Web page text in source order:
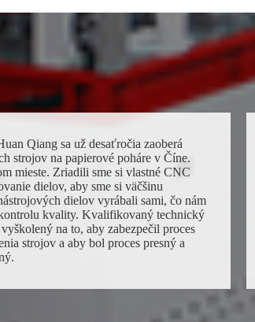
Qiang sa už desaťročia zaoberá
strojov na papierové poháre v Číne.
mieste. Zriadili sme si vlastné CNC
dielov, aby sme si väčšinu
dielov vyrábali sami, čo nám
kvality. Kvalifikovaný technický
na to, aby zabezpečil proces
strojov a aby bol proces presný a